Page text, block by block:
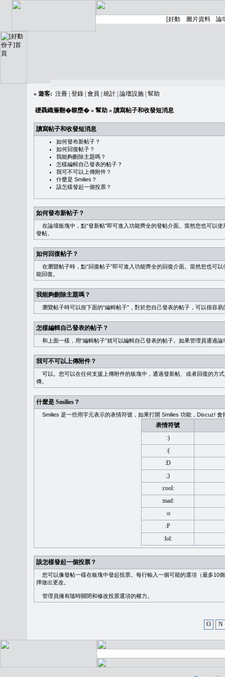
» 遊客: 注冊 登錄 會員 統計 論壇設施 幫助
礎聶織簷翻�䪖壅� » 幫助 » 讀寫帖子和收發短消息
讀寫帖子和收發短消息
如何發布新帖子？
如何回復帖子？
我能夠刪除主題嗎？
怎樣編輯自己發表的帖子？
我可不可以上傳附件？
什麼是 Smilies？
該怎樣發起一個投票？
如何發布新帖子？
在論壇板塊中，點“發新帖”即可進入功能齊全的發帖介面。當然您也可以
發帖。
如何回復帖子？
在瀏覽帖子時，點“回復帖子”即可進入功能齊全的回復介面。當然您也可
能回復。
我能夠刪除主題嗎？
瀏覽帖子時可以按下面的“編輯帖子”，對於您自己發表的帖子，可以很容
怎樣編輯自己發表的帖子？
和上面一樣，用“編輯帖子”就可以編輯自己發表的帖子。如果管理員通過
我可不可以上傳附件？
可以。您可以在任何支援上傳附件的板塊中，通過發新帖、或者回復的方
傳。
什麼是 Smilies？
Smilies 是一些用字元表示的表情符號，如果打開 Smilies 功能，Discuz!
表情符號
:)
:(
:D
;)
:cool:
:mad:
:o
:P
:lol:
該怎樣發起一個投票？
您可以像發帖一樣在板塊中發起投票。每行輸入一個可能的選項（最多10
擇做出更改。
管理員擁有隨時關閉和修改投票選項的權力。
O N